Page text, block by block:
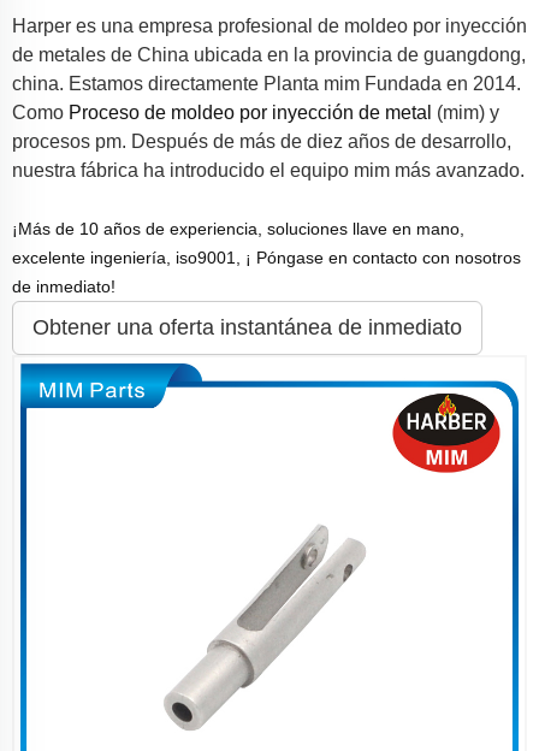
Harper es una empresa profesional de moldeo por inyección
de metales de China ubicada en la provincia de guangdong,
china. Estamos directamente Planta mim Fundada en 2014.
Como Proceso de moldeo por inyección de metal (mim) y
procesos pm. Después de más de diez años de desarrollo,
nuestra fábrica ha introducido el equipo mim más avanzado.
¡Más de 10 años de experiencia, soluciones llave en mano,
excelente ingeniería, iso9001, ¡ Póngase en contacto con nosotros
de inmediato!
Obtener una oferta instantánea de inmediato